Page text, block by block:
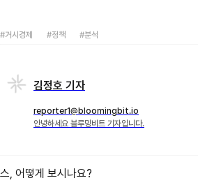
#거시경제 #정책 #분석
김정호 기자
reporter1@bloomingbit.io
안녕하세요 블루밍비트 기자입니다.
, 어떻게 보시나요?